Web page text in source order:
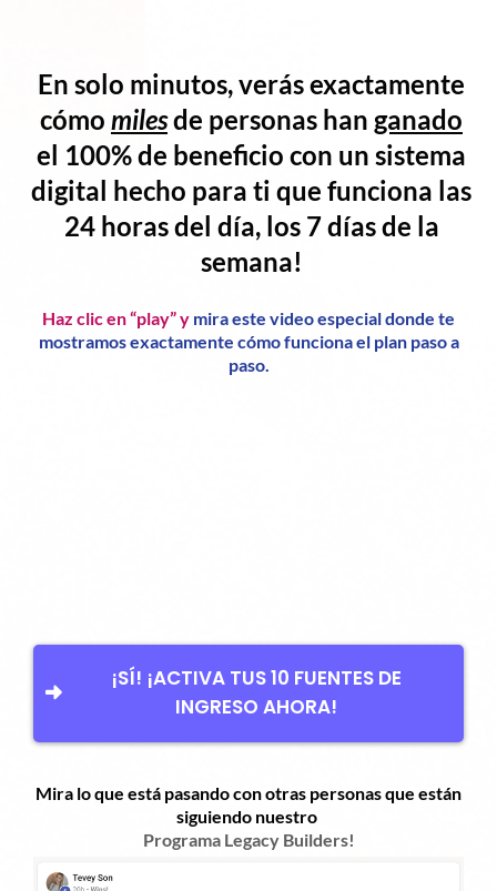
En solo minutos, verás exactamente
cómo milesde personas han ganado
el 100% de beneficio con un sistema
digital hecho para ti que funciona las
24 horas del día, los 7 días de la
semana!
Haz clic en “play” y mira este video especial donde te
mostramos exactamente cómo funciona el plan paso a
paso.
¡SÍ! ¡ACTIVA TUS 10 FUENTES DE
INGRESO AHORA!
Mira lo que está pasando con otras personas que están
siguiendo nuestro
Programa Legacy Builders!